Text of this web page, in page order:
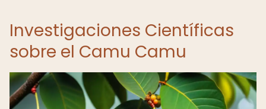
Investigaciones Científicas
sobre el Camu Camu